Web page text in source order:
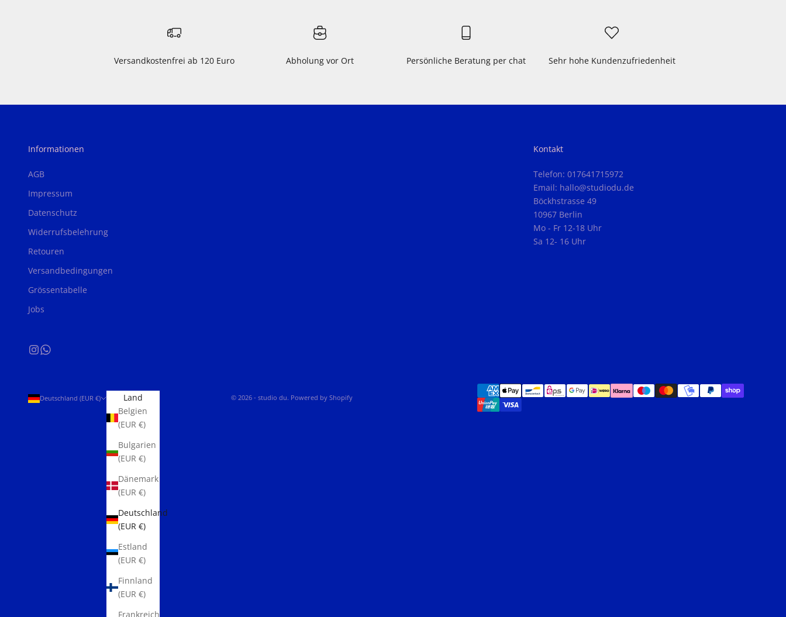
Versandkostenfrei ab 120 Euro Abholung vor Ort Persönliche Beratung per chat Sehr hohe Kundenzufriedenheit
Informationen
AGB
Impressum
Datenschutz
Widerrufsbelehrung
Retouren
Versandbedingungen
Grössentabelle
Jobs
Kontakt
Telefon: 017641715972
Email: hallo@studiodu.de
Böckhstrasse 49
10967 Berlin
Mo - Fr 12-18 Uhr
Sa 12- 16 Uhr
Deutschland (EUR €)
Land
Belgien
(EUR €)
Bulgarien
(EUR €)
Dänemark
(EUR €)
Deutschland
(EUR €)
Estland
(EUR €)
Finnland
(EUR €)
Frankreich
© 2026 - studio du. Powered by Shopify